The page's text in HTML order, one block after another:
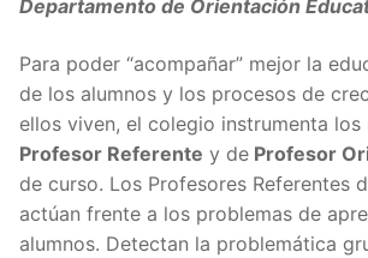
Departamento de Orientación
Para poder “acompañar” mejor la
de los alumnos y los procesos de
ellos viven, el colegio instrumenta los
Profesor Referente y de Profesor
de curso. Los Profesores Referentes
actúan frente a los problemas de
alumnos. Detectan la problemática